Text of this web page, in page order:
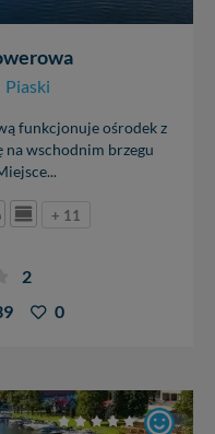
Piaski
funkcjonuje ośrodek z
na wschodnim brzegu
+ 11
2
0